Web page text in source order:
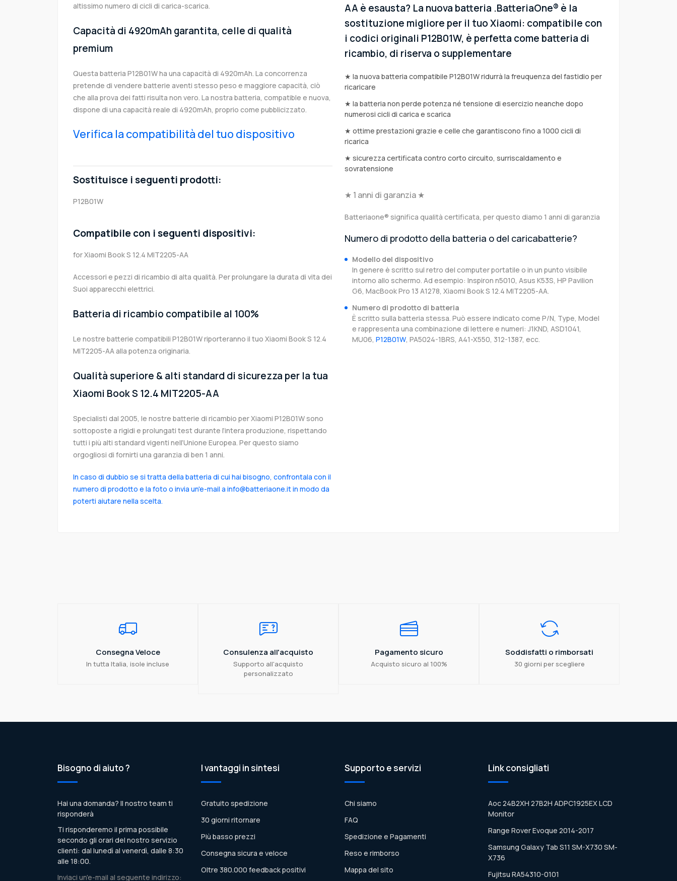
altissimo numero di cicli di carica-scarica.
Capacità di 4920mAh garantita, celle di qualità
premium
Questa batteria P12B01W ha una capacità di 4920mAh. La concorrenza
pretende di vendere batterie aventi stesso peso e maggiore capacità, ciò
che alla prova dei fatti risulta non vero. La nostra batteria, compatible e nuova,
dispone di una capacità reale di 4920mAh, proprio come pubblicizzato.
Verifica la compatibilità del tuo dispositivo
Sostituisce i seguenti prodotti:
P12B01W
Compatibile con i seguenti dispositivi:
for Xiaomi Book S 12.4 MIT2205-AA
Accessori e pezzi di ricambio di alta qualità. Per prolungare la durata di vita dei
Suoi apparecchi elettrici.
Batteria di ricambio compatibile al 100%
Le nostre batterie compatibili P12B01W riporteranno il tuo Xiaomi Book S 12.4
MIT2205-AA alla potenza originaria.
Qualità superiore & alti standard di sicurezza per la tua
Xiaomi Book S 12.4 MIT2205-AA
Specialisti dal 2005, le nostre batterie di ricambio per Xiaomi P12B01W sono
sottoposte a rigidi e prolungati test durante l’intera produzione, rispettando
tutti i più alti standard vigenti nell’Unione Europea. Per questo siamo
orgogliosi di fornirti una garanzia di ben 1 anni.
In caso di dubbio se si tratta della batteria di cui hai bisogno, confrontala con il
numero di prodotto e la foto o invia un'e-mail a info@batteriaone.it in modo da
poterti aiutare nella scelta.
AA è esausta? La nuova batteria .BatteriaOne® è la
sostituzione migliore per il tuo Xiaomi: compatibile con
i codici originali P12B01W, è perfetta come batteria di
ricambio, di riserva o supplementare
★ la nuova batteria compatibile P12B01W ridurrà la freuquenza del fastidio per
ricaricare
★ la batteria non perde potenza né tensione di esercizio neanche dopo
numerosi cicli di carica e scarica
★ ottime prestazioni grazie e celle che garantiscono fino a 1000 cicli di
ricarica
★ sicurezza certificata contro corto circuito, surriscaldamento e
sovratensione
★ 1 anni di garanzia ★
Batteriaone® significa qualità certificata, per questo diamo 1 anni di garanzia
Numero di prodotto della batteria o del caricabatterie?
Modello del dispositivo
In genere è scritto sul retro del computer portatile o in un punto visibile
intorno allo schermo. Ad esempio: Inspiron n5010, Asus K53S, HP Pavilion
G6, MacBook Pro 13 A1278, Xiaomi Book S 12.4 MIT2205-AA.
Numero di prodotto di batteria
È scritto sulla batteria stessa. Può essere indicato come P/N, Type, Model
e rappresenta una combinazione di lettere e numeri: J1KND, ASD1041,
MU06, P12B01W, PA5024-1BRS, A41-X550, 312-1387, ecc.
Consegna Veloce
In tutta Italia, isole incluse
Consulenza all'acquisto
Supporto all'acquisto
personalizzato
Pagamento sicuro
Acquisto sicuro al 100%
Soddisfatti o rimborsati
30 giorni per scegliere
Bisogno di aiuto ?
Hai una domanda? Il nostro team ti
risponderà
Ti risponderemo il prima possibile
secondo gli orari del nostro servizio
clienti: dal lunedì al venerdì, dalle 8:30
alle 18:00.
Inviaci un'e-mail al seguente indirizzo:
I vantaggi in sintesi
Gratuito spedizione
30 giorni ritornare
Più basso prezzi
Consegna sicura e veloce
Oltre 380.000 feedback positivi
Supporto e servizi
Chi siamo
FAQ
Spedizione e Pagamenti
Reso e rimborso
Mappa del sito
Link consigliati
Aoc 24B2XH 27B2H ADPC1925EX LCD
Monitor
Range Rover Evoque 2014-2017
Samsung Galaxy Tab S11 SM-X730 SM-
X736
Fujitsu RA54310-0101